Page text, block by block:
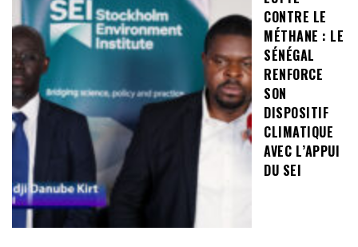
CONTRE LE
MÉTHANE : LE
SÉNÉGAL
RENFORCE
SON
DISPOSITIF
CLIMATIQUE
AVEC L’APPUI
DU SEI